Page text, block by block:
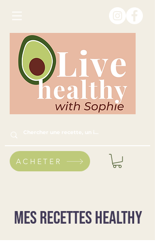
ACHETER
Mes recettes healthy